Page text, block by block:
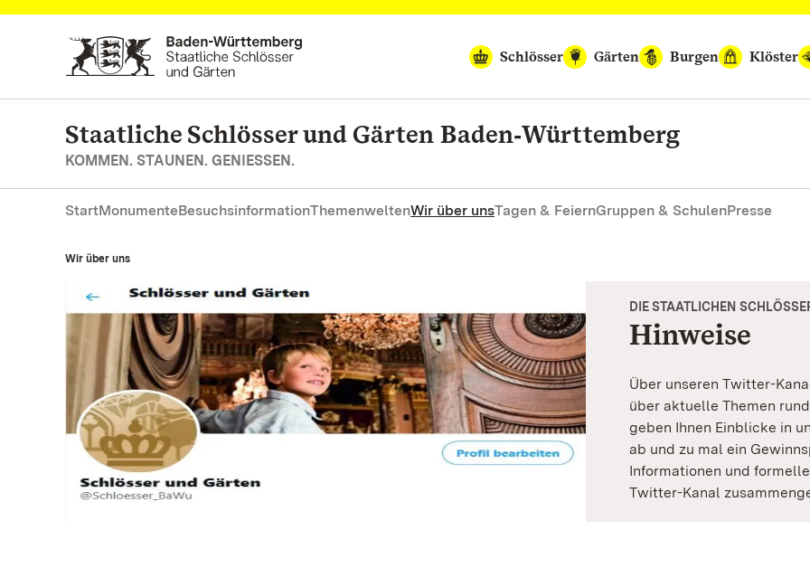
Zum Hauptinhalt springen
Schlösser
Gärten Burgen Klöster
Staatliche Schlösser und Gärten Baden‑Württemberg
KOMMEN. STAUNEN. GENIESSEN.
StartMonumenteBesuchsinformationThemenweltenWir über unsTagen & FeiernGruppen & SchulenPresse
Wir über uns
DIE STAATLICHEN
Hinweise
Über unseren Twitter-
über aktuelle Themen
geben Ihnen Einblicke in
ab und zu mal ein
Informationen und
Twitter-Kanal